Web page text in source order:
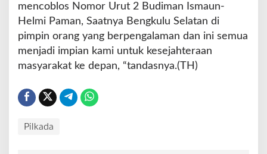
mencoblos Nomor Urut 2 Budiman Ismaun-
Helmi Paman, Saatnya Bengkulu Selatan di
pimpin orang yang berpengalaman dan ini semua
menjadi impian kami untuk kesejahteraan
masyarakat ke depan, “tandasnya.(TH)
Pilkada